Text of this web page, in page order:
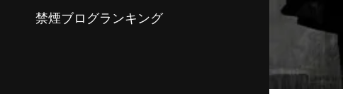
禁煙ブログランキング